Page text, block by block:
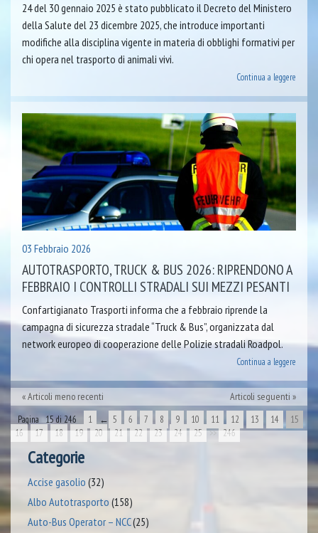
24 del 30 gennaio 2025 è stato pubblicato il Decreto del Ministero
della Salute del 23 dicembre 2025, che introduce importanti
modifiche alla disciplina vigente in materia di obblighi formativi per
chi opera nel trasporto di animali vivi.
Continua a leggere
03 Febbraio 2026
AUTOTRASPORTO, TRUCK & BUS 2026: RIPRENDONO A
FEBBRAIO I CONTROLLI STRADALI SUI MEZZI PESANTI
Confartigianato Trasporti informa che a febbraio riprende la
campagna di sicurezza stradale “Truck & Bus”, organizzata dal
network europeo di cooperazione delle Polizie stradali Roadpol.
Continua a leggere
Articoli meno recenti Articoli seguenti
Pagina 15 di 246 1 ← 5 6 7 8 9 10 11 12 13 14
15
16
17 18 19 20 21 22 23 24 25 >> 246
Categorie
Accise gasolio (32)
Albo Autotrasporto (158)
Auto-Bus Operator – NCC(25)